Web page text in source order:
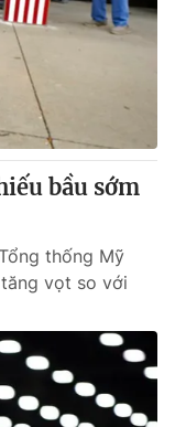
bầu sớm
thống Mỹ
vọt so với